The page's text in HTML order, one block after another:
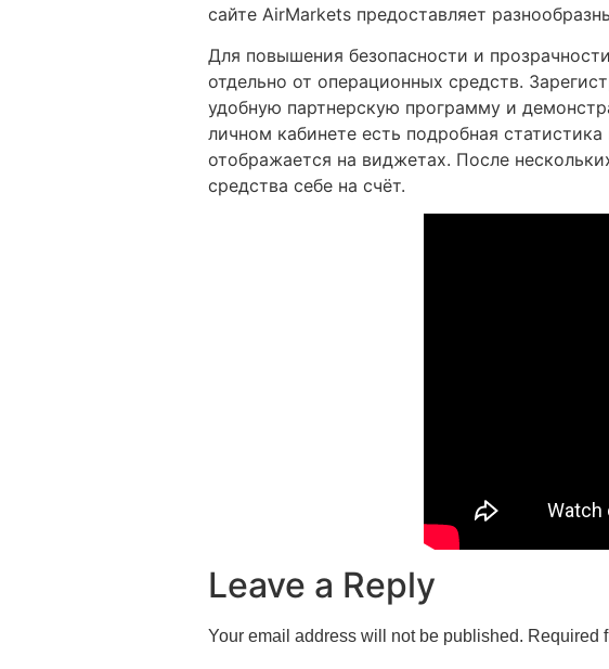
сайте AirMarkets предоставляет
Для повышения безопасности и
отдельно от операционных средств.
удобную партнерскую программу и
личном кабинете есть подробная
отображается на виджетах. После
средства себе на счёт.
Leave a Reply
Your email address will not be published. Required